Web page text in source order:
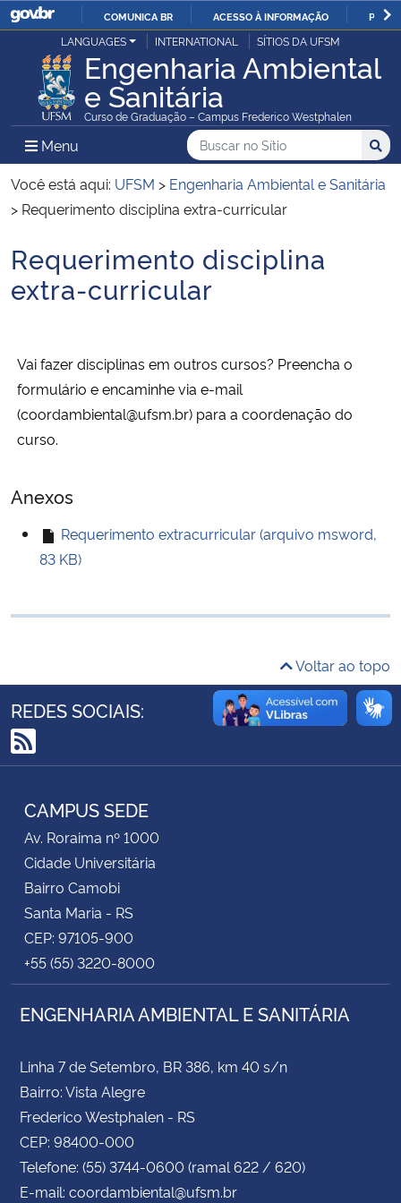
IR
PARA
O
CONTEÚDO
COMUNICA BR ACESSO À INFORMAÇÃO
Ministério da Justiça e Segurança Pública
Ministério da Defesa
Ministério das Relações Exteriores
Ministério da Infraestrutura
Ministério da Educação
Ministério da Cidadania
Ministério da Ciência, Tecnologia, Inovações e Comunicações
Controladoria-Geral da União
Secretaria-Geral
Secretaria de Governo
Gabinete de Segurança Institucional
Advocacia-Geral da União
LANGUAGES INTERNATIONAL SÍTIOS DA UFSM
Engenharia Ambiental
e Sanitária
Curso de Graduação – Campus Frederico Westphalen
Menu Menu Principal do Sítio
Busca
Buscar no no Sítio
Busca:
Você está aqui: UFSM > Engenharia Ambiental e Sanitária
> Requerimento disciplina extra-curricular
Início do conteúdo
Requerimento disciplina
extra-curricular
Vai fazer disciplinas em outros cursos? Preencha o
formulário e encaminhe via e-mail
(coordambiental@ufsm.br) para a coordenação do
curso.
Anexos
Requerimento extracurricular (arquivo msword,
83 KB)
Voltar ao topo
REDES SOCIAIS:
RSS
CAMPUS SEDE
Av. Roraima nº 1000
Cidade Universitária
Bairro Camobi
Santa Maria - RS
CEP: 97105-900
+55 (55) 3220-8000
ENGENHARIA AMBIENTAL E SANITÁRIA
Linha 7 de Setembro, BR 386, km 40 s/n
Bairro: Vista Alegre
Frederico Westphalen - RS
CEP: 98400-000
Telefone: (55) 3744-0600 (ramal 622 / 620)
E-mail: coordambiental@ufsm.br